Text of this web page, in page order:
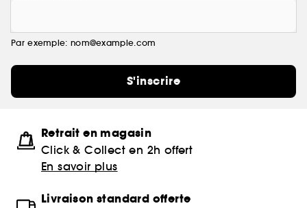
Par exemple: nom@example.com
S'inscrire
Retrait en magasin
Click & Collect en 2h offert
En savoir plus
Livraison standard offerte